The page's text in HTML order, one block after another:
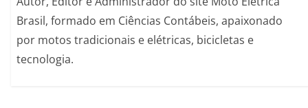
Brasil, formado em Ciências Contábeis, apaixonado
por motos tradicionais e elétricas, bicicletas e
tecnologia.